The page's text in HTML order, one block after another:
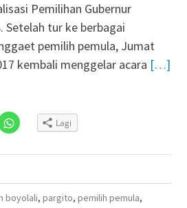
Pemilihan Gubernur
Setelah tur ke berbagai
pemilih pemula, Jumat
kembali menggelar acara […]
Klik
untuk
WhatsApp(Membuka
baru)
Lagi
boyolali, pargito, pemilih pemula,